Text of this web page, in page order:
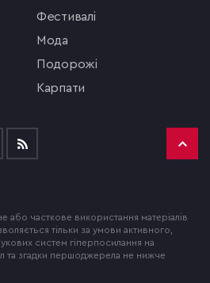
фестивалі
мода
подорожі
Карпати
або часткове використання матеріалів
тільки за умови активного,
систем гіперпосилання на
та згадки першоджерела не нижче